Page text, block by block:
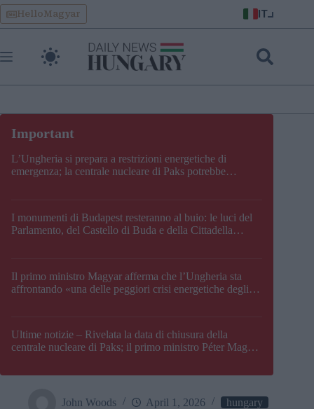
Skip
to
content
HelloMagyar IT
L’Ungheria si prepara a restrizioni energetiche di
emergenza; la centrale nucleare di Paks potrebbe
I monumenti di Budapest resteranno al buio: le luci del
Parlamento, del Castello di Buda e della Cittadella
Il primo ministro Magyar afferma che l’Ungheria sta
affrontando «una delle peggiori crisi energetiche degli
Ultime notizie – Rivelata la data di chiusura della
centrale nucleare di Paks; il primo ministro Péter Magyar
John Woods April 1, 2026 hungary